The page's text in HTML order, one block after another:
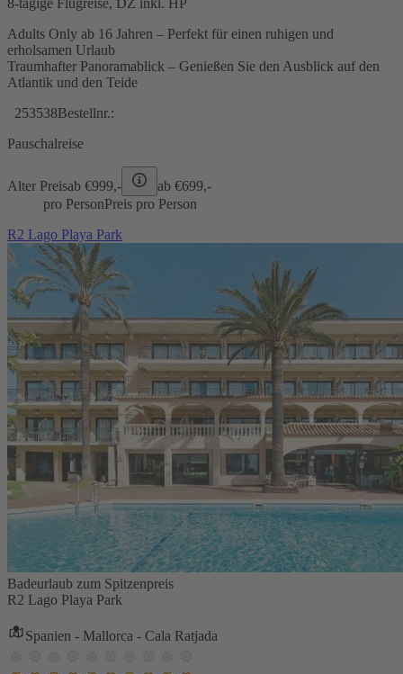
Adults Only ab 16 Jahren – Perfekt für einen ruhigen und
erholsamen Urlaub
Traumhafter Panoramablick – Genießen Sie den Ausblick auf den
Atlantik und den Teide
253538Bestellnr.:
Pauschalreise
Alter Preisab €999,- ab €699,-
pro PersonPreis pro Person
R2 Lago Playa Park
Badeurlaub zum Spitzenpreis
R2 Lago Playa Park
Spanien - Mallorca - Cala Ratjada